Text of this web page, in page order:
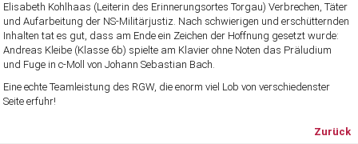
Elisabeth Kohlhaas (Leiterin des Erinnerungsortes Torgau) Verbrechen, Täter
und Aufarbeitung der NS-Militärjustiz. Nach schwierigen und erschütternden
Inhalten tat es gut, dass am Ende ein Zeichen der Hoffnung gesetzt wurde:
Andreas Kleibe (Klasse 6b) spielte am Klavier ohne Noten das Präludium
und Fuge in c-Moll von Johann Sebastian Bach.
Eine echte Teamleistung des RGW, die enorm viel Lob von verschiedenster
Seite erfuhr!
Zurück